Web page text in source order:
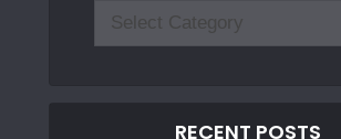
RECENT POSTS